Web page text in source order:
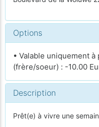
Options
• Valable uniquement
(frère/soeur) : -10.00
Description
Prêt(e) à vivre une